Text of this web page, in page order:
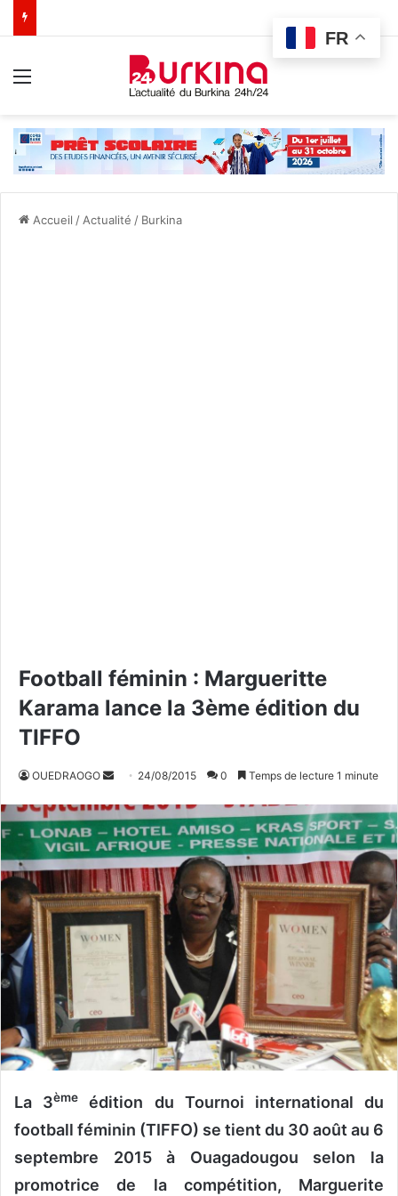
Accueil / Actualité / Burkina
Football féminin : Margueritte
Karama lance la 3ème édition du
TIFFO
OUEDRAOGO
v
o
y
e
r
u
r
r
i
e
24/08/2015 0 Temps de lecture 1 minute
La 3ème
édition du Tournoi international du
football féminin (TIFFO) se tient du 30 août au 6
septembre 2015 à Ouagadougou selon la
promotrice de la compétition, Marguerite
FR